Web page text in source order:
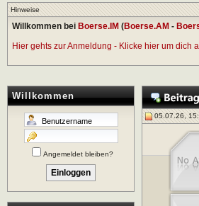
Hinweise
Willkommen bei Boerse.IM (Boerse.AM -
Hier gehts zur Anmeldung - Klicke hier um dich
Willkommen
Angemeldet bleiben?
05.07.26,